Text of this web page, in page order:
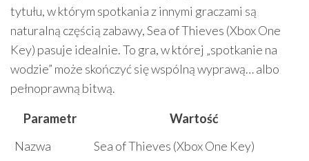
tytułu, w którym spotkania z innymi graczami są
naturalną częścią zabawy, Sea of Thieves (Xbox One
Key) pasuje idealnie. To gra, w której „spotkanie na
wodzie” może skończyć się wspólną wyprawą… albo
pełnoprawną bitwą.
Parametr
Wartość
Nazwa
Sea of Thieves (Xbox One Key)